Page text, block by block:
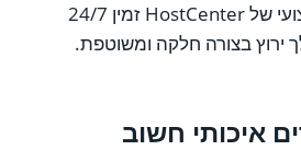
צוות התמיכה המקצועי של HostCenter זמין 24/7
בצורה חלקה ומשוטפת.
איכותי חשוב